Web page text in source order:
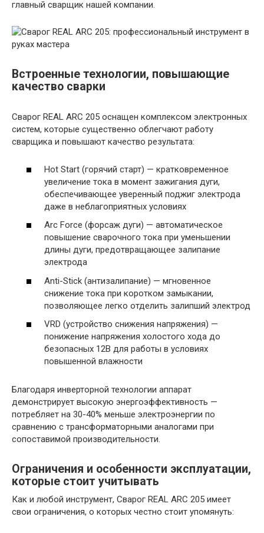
главный сварщик нашей компании.
Встроенные технологии, повышающие
качество сварки
Сварог REAL ARC 205 оснащен комплексом электронных
систем, которые существенно облегчают работу
сварщика и повышают качество результата:
Hot Start (горячий старт) — кратковременное
увеличение тока в момент зажигания дуги,
обеспечивающее уверенный поджиг электрода
даже в неблагоприятных условиях
Arc Force (форсаж дуги) — автоматическое
повышение сварочного тока при уменьшении
длины дуги, предотвращающее залипание
электрода
Anti-Stick (антизалипание) — мгновенное
снижение тока при коротком замыкании,
позволяющее легко отделить залипший электрод
VRD (устройство снижения напряжения) —
понижение напряжения холостого хода до
безопасных 12В для работы в условиях
повышенной влажности
Благодаря инверторной технологии аппарат
демонстрирует высокую энергоэффективность —
потребляет на 30-40% меньше электроэнергии по
сравнению с трансформаторными аналогами при
сопоставимой производительности.
Ограничения и особенности эксплуатации,
которые стоит учитывать
Как и любой инструмент, Сварог REAL ARC 205 имеет
свои ограничения, о которых честно стоит упомянуть: